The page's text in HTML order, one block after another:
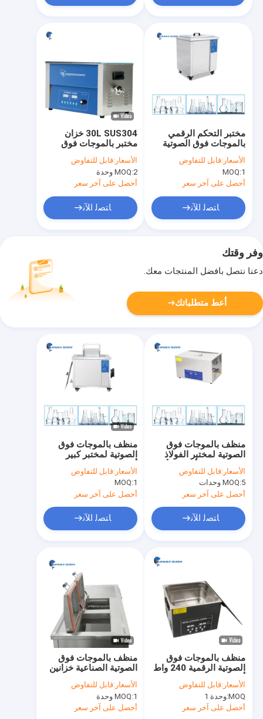
30L SUS304 خزان
مختبر بالموجات فوق
بالموجات فوق الصوتية
الأسعار:قابل للتفاوض
MOQ:2 وحدة
أحصل على آخر سعر
ﺎﺘﺼﻟ ﺍﻶﻧ
مختبر التحكم الرقمي
بالموجات فوق الصوتية
آلة التنظيف بالموجات
فوق الصوتية
الأسعار:قابل للتفاوض
MOQ:1
أحصل على آخر سعر
ﺎﺘﺼﻟ ﺍﻶﻧ
وفر وقتك
دعنا نتصل بأفضل المنتجات معك.
أعط متطلباتك
منظف ​​بالموجات فوق
الصوتية لمختبر كبير
من التلف اللطيف
الأسعار:قابل للتفاوض
MOQ:1
أحصل على آخر سعر
ﺎﺘﺼﻟ ﺍﻶﻧ
منظف ​​بالموجات فوق
الصوتية لمختبر الفولاذ
المختبر
الأسعار:قابل للتفاوض
MOQ:5 وحدات
أحصل على آخر سعر
ﺎﺘﺼﻟ ﺍﻶﻧ
منظف ​​بالموجات فوق
الصوتية الصناعية خزانين
والتسخين والرش
الأسعار:قابل للتفاوض
MOQ:1 وحدة
أحصل على آخر سعر
منظف ​​بالموجات فوق
الصوتية الرقمية 240 واط
شبه الموجة
الأسعار:قابل للتفاوض
MOQ: وحدة 1
أحصل على آخر سعر